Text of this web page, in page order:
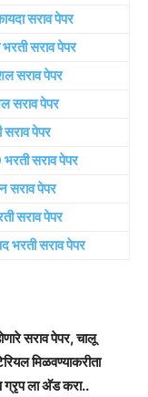
सराव पेपर
सराव पेपर
सराव पेपर
सराव पेपर
सराव पेपर
सराव पेपर
सराव पेपर
सराव पेपर
भरती सराव पेपर
सराव पेपर, चालू
मिळवण्याकरीता
ग्रृप ला अ‍ॅड करा..